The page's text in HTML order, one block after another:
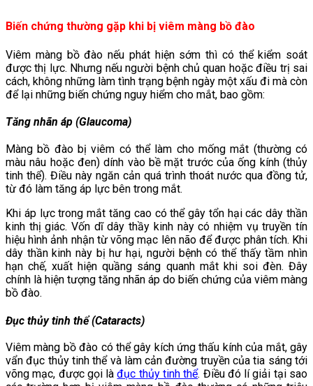
Biến chứng thường gặp khi bị viêm màng bồ đào
Viêm màng bồ đào nếu phát hiện sớm thì có thể kiểm soát
được thị lực. Nhưng nếu người bệnh chủ quan hoặc điều trị sai
cách, không những làm tình trạng bệnh ngày một xấu đi mà còn
để lại những biến chứng nguy hiểm cho mắt, bao gồm:
Tăng nhãn áp (Glaucoma)
Màng bồ đào bị viêm có thể làm cho mống mắt (thường có
màu nâu hoặc đen) dính vào bề mặt trước của ống kính (thủy
tinh thể). Điều này ngăn cản quá trình thoát nước qua đồng tử,
từ đó làm tăng áp lực bên trong mắt.
Khi áp lực trong mắt tăng cao có thể gây tổn hại các dây thần
kinh thị giác. Vốn dĩ dây thầy kinh này có nhiệm vụ truyền tín
hiệu hình ảnh nhận từ võng mạc lên não để được phân tích. Khi
dây thần kinh này bị hư hại, người bệnh có thể thấy tầm nhìn
hạn chế, xuất hiện quầng sáng quanh mắt khi soi đèn. Đây
chính là hiện tượng tăng nhãn áp do biến chứng của viêm màng
bồ đào.
Đục thủy tinh thể (Cataracts)
Viêm màng bồ đào có thể gây kích ứng thấu kính của mắt, gây
vẩn đục thủy tinh thể và làm cản đường truyền của tia sáng tới
võng mạc, được gọi làđục thủy tinh thể. Điều đó lí giải tại sao